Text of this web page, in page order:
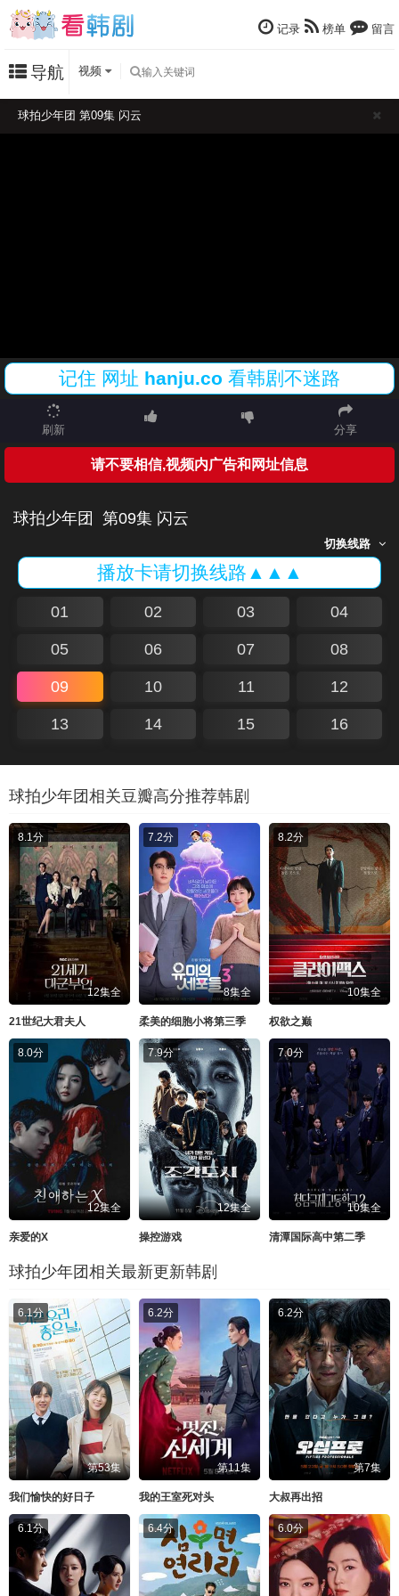
记录 榜单 留言
导航 视频
球拍少年团 第09集 闪云
记住 网址 hanju.co 看韩剧不迷路
刷新 分享
请不要相信,视频内广告和网址信息
球拍少年团 第09集 闪云
切换线路
播放卡请切换线路▲▲▲
01 02 03 04
05 06 07 08
09 10 11 12
13 14 15 16
球拍少年团相关豆瓣高分推荐韩剧
8.1分
12集全
21世纪大君夫人
7.2分
8集全
柔美的细胞小将第三季
8.2分
10集全
权欲之巅
8.0分
12集全
亲爱的X
7.9分
12集全
操控游戏
7.0分
10集全
清潭国际高中第二季
球拍少年团相关最新更新韩剧
6.1分
第53集
我们愉快的好日子
6.2分
第11集
我的王室死对头
6.2分
第7集
大叔再出招
6.1分 6.4分 6.0分